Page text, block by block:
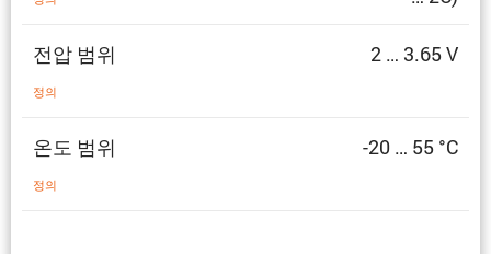
전압 범위
정의
2 … 3.65 V
온도 범위
정의
-20 … 55 °C